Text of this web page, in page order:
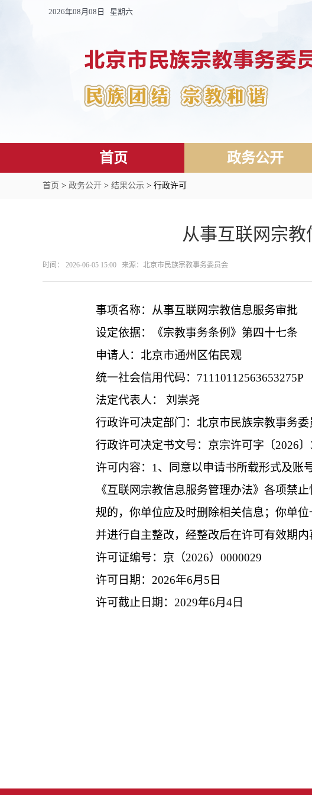
2026年08月08日 星期六
首页 政务公开
首页 > 政务公开 > 结果公示 > 行政许可
从事互联网宗教
时间： 2026-06-05 15:00 来源：北京市民族宗教事务委员会
事项名称：从事互联网宗教信息服务审批
设定依据：《宗教事务条例》第四十七条
申请人：北京市通州区佑民观
统一社会信用代码：71110112563653275P
法定代表人： 刘崇尧
行政许可决定部门：北京市民族宗教事务委
行政许可决定书文号：京宗许可字〔2026
许可内容：1、同意以申请书所载形式及账
《互联网宗教信息服务管理办法》各项禁
规的，你单位应及时删除相关信息；你单
并进行自主整改，经整改后在许可有效期
许可证编号：京（2026）0000029
许可日期：2026年6月5日
许可截止日期：2029年6月4日